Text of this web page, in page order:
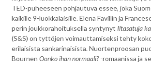
TED-puheeseen pohjautuva essee, joka
kaikille 9-luokkalaisille. Elena Favillin ja
perin joukkorahoituksella syntynyt Iltasatuja
(S&S) on tyttöjen voimauttamiseksi tehty
erilaisista sankarinaisista. Nuortenproosan
Bournen Oonko ihan normaali?-romaanissa ja